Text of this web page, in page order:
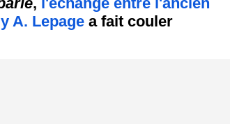
A. Lepage a fait couler